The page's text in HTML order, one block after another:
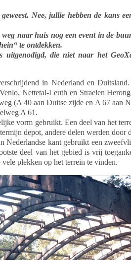
Nee, jullie hebben de kans
naar huis nog een event in de
te ontdekken.
die niet naar het
in Nederland en
Nettetal-Leuth en Straelen
(A 40 aan Duitse zijde en A 67 aan
A 61.
vorm gebruikt. Een deel van het
depot, andere delen werden door
Nederlandse kant gebruikt een
deel van het gebied is vrij
plekken op het terrein te vinden.